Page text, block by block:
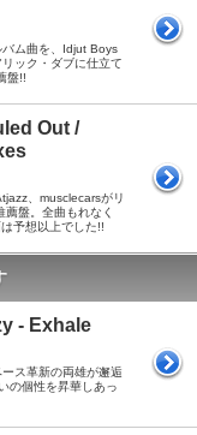
ム曲を、Idjut Boys
ック・ダブに仕立て
盤!!
Out /
、musclecarsがリ
盤。全曲もれなく
予想以上でした!!
- Exhale
ス革新の両雄が邂逅
の個性を昇華しあっ